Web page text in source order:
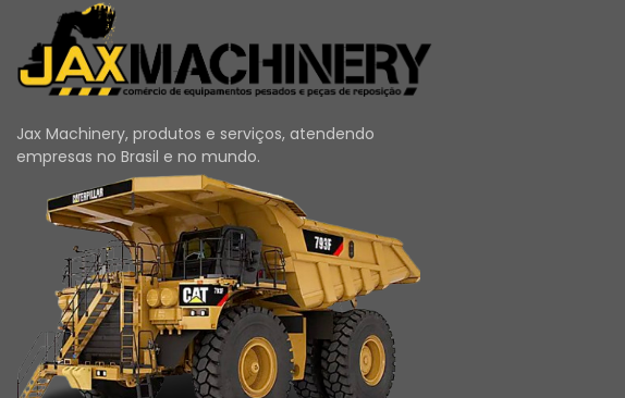
Jax Machinery, produtos e serviços, atendendo
empresas no Brasil e no mundo.